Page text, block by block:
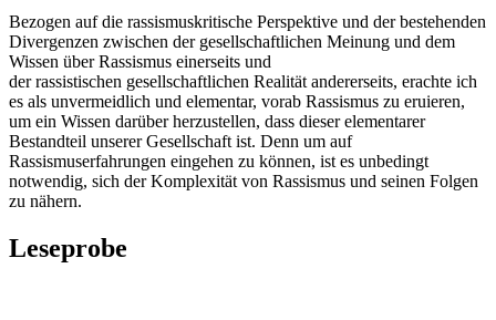
Bezogen auf die rassismuskritische Perspektive und der bestehenden
Divergenzen zwischen der gesellschaftlichen Meinung und dem
Wissen über Rassismus einerseits und
der rassistischen gesellschaftlichen Realität andererseits, erachte ich
es als unvermeidlich und elementar, vorab Rassismus zu eruieren,
um ein Wissen darüber herzustellen, dass dieser elementarer
Bestandteil unserer Gesellschaft ist. Denn um auf
Rassismuserfahrungen eingehen zu können, ist es unbedingt
notwendig, sich der Komplexität von Rassismus und seinen Folgen
zu nähern.
Leseprobe